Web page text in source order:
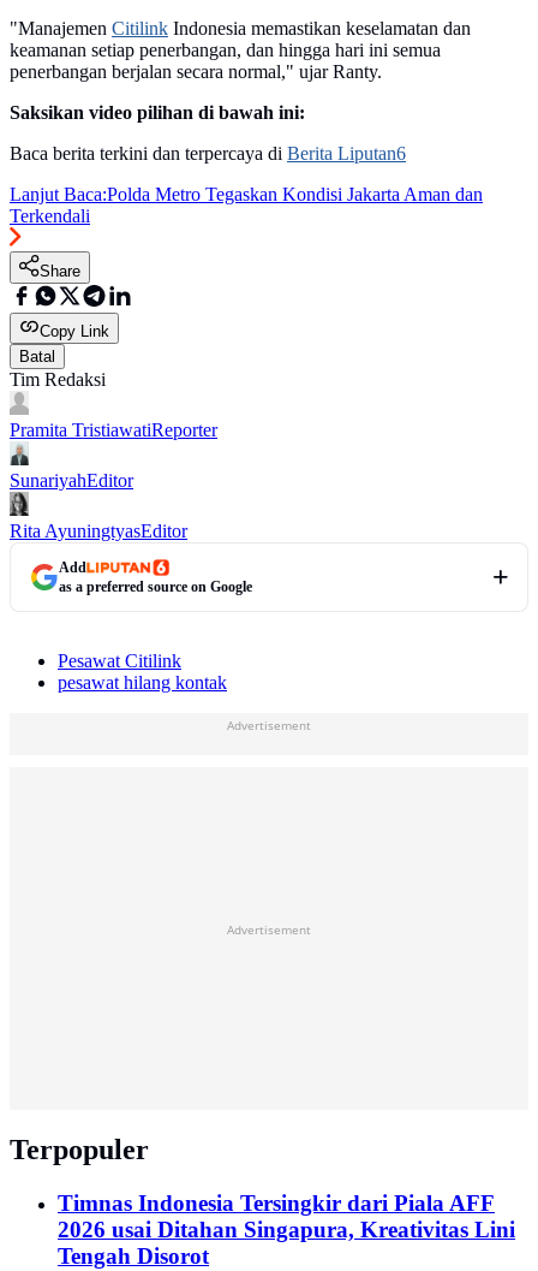
"Manajemen Citilink Indonesia memastikan keselamatan dan
keamanan setiap penerbangan, dan hingga hari ini semua
penerbangan berjalan secara normal," ujar Ranty.
Saksikan video pilihan di bawah ini:
Baca berita terkini dan terpercaya di Berita Liputan6
Lanjut Baca:Polda Metro Tegaskan Kondisi Jakarta Aman dan
Terkendali
Share
Copy Link
Batal
Tim Redaksi
Pramita TristiawatiReporter
SunariyahEditor
Rita AyuningtyasEditor
Add
as a preferred source on Google
Pesawat Citilink
pesawat hilang kontak
Advertisement
Advertisement
Terpopuler
Timnas Indonesia Tersingkir dari Piala AFF
2026 usai Ditahan Singapura, Kreativitas Lini
Tengah Disorot